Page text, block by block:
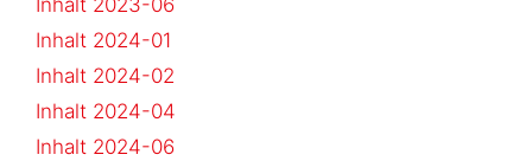
Inhalt 2023-06
Inhalt 2024-01
Inhalt 2024-02
Inhalt 2024-04
Inhalt 2024-06